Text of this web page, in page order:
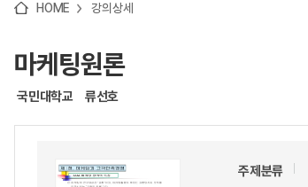
HOME 강의상세
마케팅원론
국민대학교 류선호
주제분류